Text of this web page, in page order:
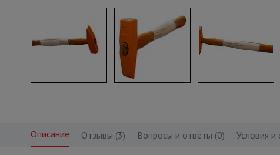
Описание Отзывы (3) Вопросы и ответы (0) Условия и